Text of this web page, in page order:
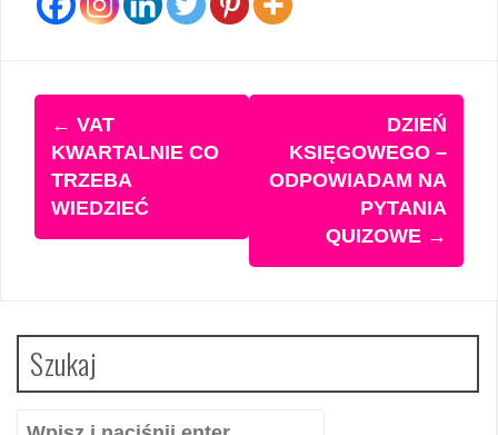
Zobacz
wpisy
← VAT
KWARTALNIE CO
TRZEBA
WIEDZIEĆ
DZIEŃ
KSIĘGOWEGO –
ODPOWIADAM NA
PYTANIA
QUIZOWE →
Szukaj
Szukaj: